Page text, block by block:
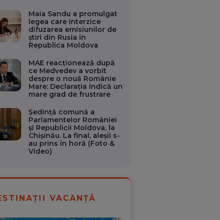
Maia Sandu a promulgat
legea care interzice
difuzarea emisiunilor de
ştiri din Rusia în
Republica Moldova
MAE reacționează după
ce Medvedev a vorbit
despre o nouă Românie
Mare: Declarația indică un
mare grad de frustrare
Ședință comună a
Parlamentelor României
și Republicii Moldova, la
Chișinău. La final, aleșii s-
au prins în horă (Foto &
Video)
VACANȚĂ